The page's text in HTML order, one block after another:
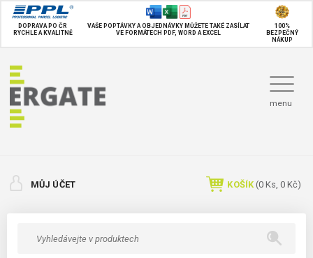
DOPRAVA PO ČR
RYCHLE A KVALITNĚ
VAŠE POPTÁVKY A OBJEDNÁVKY MŮŽETE TAKÉ ZASÍLAT
VE FORMÁTECH PDF, WORD A EXCEL
100%
BEZPEČNÝ
NÁKUP
menu
MŮJ ÚČET KOŠÍK (0 Ks, 0 Kč)